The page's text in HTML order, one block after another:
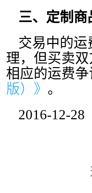
三、定制商
交易中的运
理，但买卖
相应的运费
版）》 。
2016-12-28